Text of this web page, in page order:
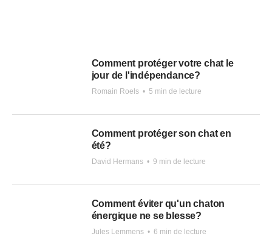
Comment protéger votre chat le
jour de l'indépendance?
Romain Roels • 5 min de lecture
Comment protéger son chat en
été?
David Hermans • 9 min de lecture
Comment éviter qu'un chaton
énergique ne se blesse?
Jules Lemmens • 6 min de lecture